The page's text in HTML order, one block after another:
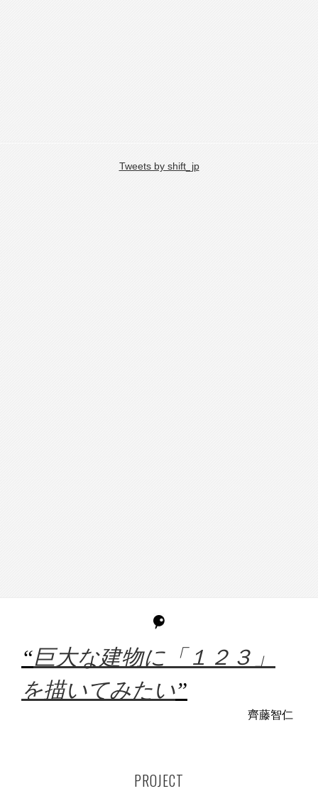
Tweets by shift_jp
“巨大な建物に「１２３」
を描いてみたい”
齊藤智仁
PROJECT